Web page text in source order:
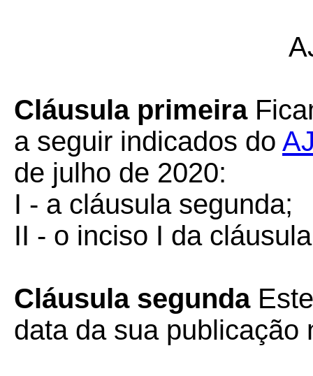
Cláusula primeira
a seguir indicados do
de julho de 2020:
I - a cláusula segunda;
II - o inciso I da
Cláusula segunda
data da sua publicação